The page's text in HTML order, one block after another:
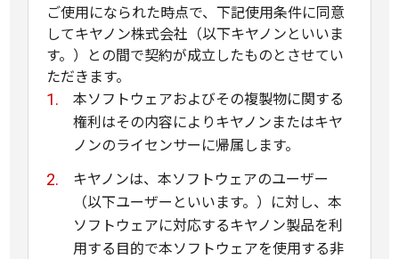
ご使用になられた時点で、下記使用条件に同意
してキヤノン株式会社（以下キヤノンといいま
す。）との間で契約が成立したものとさせてい
ただきます。
本ソフトウェアおよびその複製物に関する
権利はその内容によりキヤノンまたはキヤ
ノンのライセンサーに帰属します。
キヤノンは、本ソフトウェアのユーザー
（以下ユーザーといいます。）に対し、本
ソフトウェアに対応するキヤノン製品を利
用する目的で本ソフトウェアを使用する非